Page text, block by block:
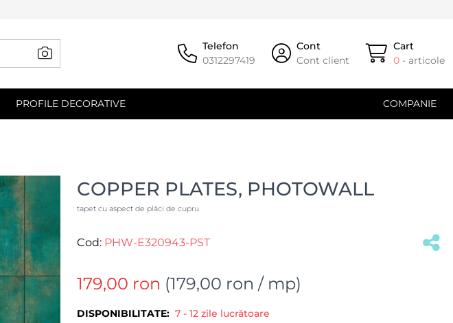
Telefon
0312297419
Cont
Cont client
Cart
0 - articole
PROFILE DECORATIVE COMPANIE
COPPER PLATES, PHOTOWALL
tapet cu aspect de plăci de cupru
Cod: PHW-E320943-PST
179,00 ron (179,00 ron / mp)
DISPONIBILITATE: 7 - 12 zile lucrătoare